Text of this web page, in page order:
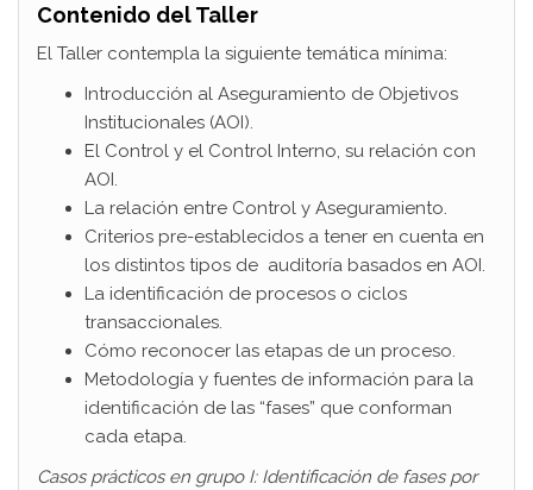
Contenido del Taller
El Taller contempla la siguiente temática mínima:
Introducción al Aseguramiento de Objetivos
Institucionales (AOI).
El Control y el Control Interno, su relación con
AOI.
La relación entre Control y Aseguramiento.
Criterios pre-establecidos a tener en cuenta en
los distintos tipos de auditoría basados en AOI.
La identificación de procesos o ciclos
transaccionales.
Cómo reconocer las etapas de un proceso.
Metodología y fuentes de información para la
identificación de las “fases” que conforman
cada etapa.
Casos prácticos en grupo I: Identificación de fases por